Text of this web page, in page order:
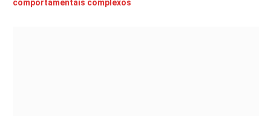
comportamentais complexos